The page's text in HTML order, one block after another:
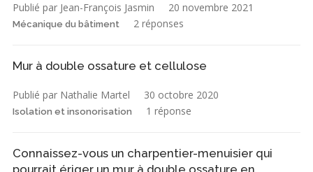
Publié par Jean-François Jasmin 20 novembre 2021
Mécanique du bâtiment 2 réponses
Mur à double ossature et cellulose
Publié par Nathalie Martel 30 octobre 2020
Isolation et insonorisation 1 réponse
Connaissez-vous un charpentier-menuisier qui
pourrait ériger un mur à double ossature en